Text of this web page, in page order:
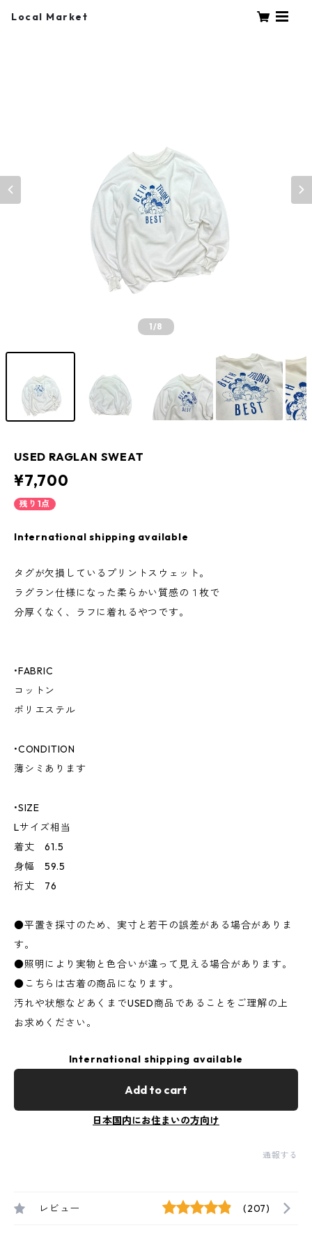
Local Market
1/8
USED RAGLAN SWEAT
¥7,700
残り1点
International shipping available
タグが欠損しているプリントスウェット。
ラグラン仕様になった柔らかい質感の１枚で
分厚くなく、ラフに着れるやつです。
•FABRIC
コットン
ポリエステル
•CONDITION
薄シミあります
•SIZE
Lサイズ相当
着丈 61.5
身幅 59.5
裄丈 76
●平置き採寸のため、実寸と若干の誤差がある場合がありま
す。
●照明により実物と色合いが違って見える場合があります。
●こちらは古着の商品になります。
汚れや状態などあくまでUSED商品であることをご理解の上
お求めください。
International shipping available
Add to cart
日本国内にお住まいの方向け
通報する
レビュー (207)